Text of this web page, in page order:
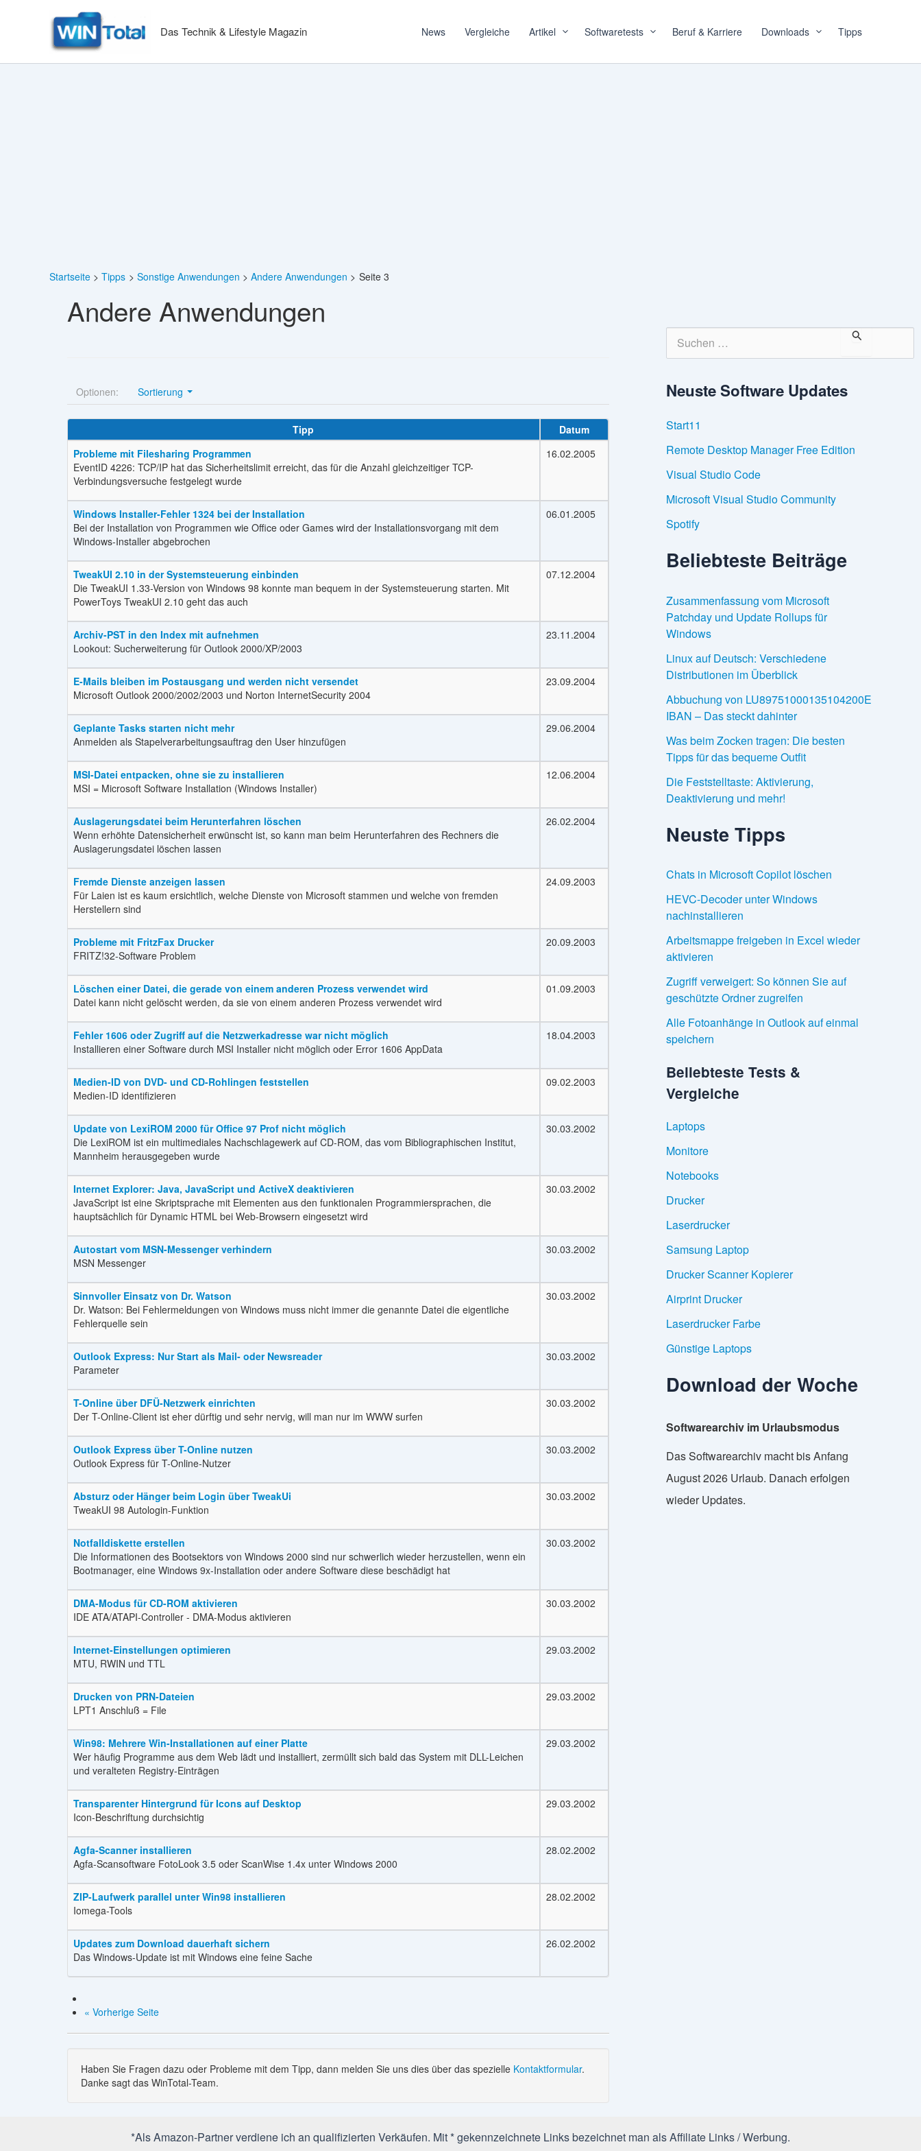
Das Technik & Lifestyle Magazin News Vergleiche Artikel Softwaretests Beruf & Karriere Downloads Tipps
Startseite Tipps Sonstige Anwendungen Andere Anwendungen Seite 3
Andere Anwendungen
Optionen: Sortierung
Tipp
Datum
Probleme mit Filesharing Programmen
EventID 4226: TCP/IP hat das Sicherheitslimit erreicht, das für die Anzahl gleichzeitiger TCP-
Verbindungsversuche festgelegt wurde
16.02.2005
Windows Installer-Fehler 1324 bei der Installation
Bei der Installation von Programmen wie Office oder Games wird der Installationsvorgang mit dem
Windows-Installer abgebrochen
06.01.2005
TweakUI 2.10 in der Systemsteuerung einbinden
Die TweakUI 1.33-Version von Windows 98 konnte man bequem in der Systemsteuerung starten. Mit
PowerToys TweakUI 2.10 geht das auch
07.12.2004
Archiv-PST in den Index mit aufnehmen
Lookout: Sucherweiterung für Outlook 2000/XP/2003
23.11.2004
E-Mails bleiben im Postausgang und werden nicht versendet
Microsoft Outlook 2000/2002/2003 und Norton InternetSecurity 2004
23.09.2004
Geplante Tasks starten nicht mehr
Anmelden als Stapelverarbeitungsauftrag den User hinzufügen
29.06.2004
MSI-Datei entpacken, ohne sie zu installieren
MSI = Microsoft Software Installation (Windows Installer)
12.06.2004
Auslagerungsdatei beim Herunterfahren löschen
Wenn erhöhte Datensicherheit erwünscht ist, so kann man beim Herunterfahren des Rechners die
Auslagerungsdatei löschen lassen
26.02.2004
Fremde Dienste anzeigen lassen
Für Laien ist es kaum ersichtlich, welche Dienste von Microsoft stammen und welche von fremden
Herstellern sind
24.09.2003
Probleme mit FritzFax Drucker
FRITZ!32-Software Problem
20.09.2003
Löschen einer Datei, die gerade von einem anderen Prozess verwendet wird
Datei kann nicht gelöscht werden, da sie von einem anderen Prozess verwendet wird
01.09.2003
Fehler 1606 oder Zugriff auf die Netzwerkadresse war nicht möglich
Installieren einer Software durch MSI Installer nicht möglich oder Error 1606 AppData
18.04.2003
Medien-ID von DVD- und CD-Rohlingen feststellen
Medien-ID identifizieren
09.02.2003
Update von LexiROM 2000 für Office 97 Prof nicht möglich
Die LexiROM ist ein multimediales Nachschlagewerk auf CD-ROM, das vom Bibliographischen Institut,
Mannheim herausgegeben wurde
30.03.2002
Internet Explorer: Java, JavaScript und ActiveX deaktivieren
JavaScript ist eine Skriptsprache mit Elementen aus den funktionalen Programmiersprachen, die
hauptsächlich für Dynamic HTML bei Web-Browsern eingesetzt wird
30.03.2002
Autostart vom MSN-Messenger verhindern
MSN Messenger
30.03.2002
Sinnvoller Einsatz von Dr. Watson
Dr. Watson: Bei Fehlermeldungen von Windows muss nicht immer die genannte Datei die eigentliche
Fehlerquelle sein
30.03.2002
Outlook Express: Nur Start als Mail- oder Newsreader
Parameter
30.03.2002
T-Online über DFÜ-Netzwerk einrichten
Der T-Online-Client ist eher dürftig und sehr nervig, will man nur im WWW surfen
30.03.2002
Outlook Express über T-Online nutzen
Outlook Express für T-Online-Nutzer
30.03.2002
Absturz oder Hänger beim Login über TweakUi
TweakUI 98 Autologin-Funktion
30.03.2002
Notfalldiskette erstellen
Die Informationen des Bootsektors von Windows 2000 sind nur schwerlich wieder herzustellen, wenn ein
Bootmanager, eine Windows 9x-Installation oder andere Software diese beschädigt hat
30.03.2002
DMA-Modus für CD-ROM aktivieren
IDE ATA/ATAPI-Controller - DMA-Modus aktivieren
30.03.2002
Internet-Einstellungen optimieren
MTU, RWIN und TTL
29.03.2002
Drucken von PRN-Dateien
LPT1 Anschluß = File
29.03.2002
Win98: Mehrere Win-Installationen auf einer Platte
Wer häufig Programme aus dem Web lädt und installiert, zermüllt sich bald das System mit DLL-Leichen
und veralteten Registry-Einträgen
29.03.2002
Transparenter Hintergrund für Icons auf Desktop
Icon-Beschriftung durchsichtig
29.03.2002
Agfa-Scanner installieren
Agfa-Scansoftware FotoLook 3.5 oder ScanWise 1.4x unter Windows 2000
28.02.2002
ZIP-Laufwerk parallel unter Win98 installieren
Iomega-Tools
28.02.2002
Updates zum Download dauerhaft sichern
Das Windows-Update ist mit Windows eine feine Sache
26.02.2002
« Vorherige Seite
Haben Sie Fragen dazu oder Probleme mit dem Tipp, dann melden Sie uns dies über das spezielle Kontaktformular.
Danke sagt das WinTotal-Team.
c
e
a
c
h
:
Neuste Software Updates
Start11
Remote Desktop Manager Free Edition
Visual Studio Code
Microsoft Visual Studio Community
Spotify
Beliebteste Beiträge
Zusammenfassung vom Microsoft
Patchday und Update Rollups für
Windows
Linux auf Deutsch: Verschiedene
Distributionen im Überblick
Abbuchung von LU89751000135104200E
IBAN – Das steckt dahinter
Was beim Zocken tragen: Die besten
Tipps für das bequeme Outfit
Die Feststelltaste: Aktivierung,
Deaktivierung und mehr!
Neuste Tipps
Chats in Microsoft Copilot löschen
HEVC-Decoder unter Windows
nachinstallieren
Arbeitsmappe freigeben in Excel wieder
aktivieren
Zugriff verweigert: So können Sie auf
geschützte Ordner zugreifen
Alle Fotoanhänge in Outlook auf einmal
speichern
Beliebteste Tests &
Vergleiche
Laptops
Monitore
Notebooks
Drucker
Laserdrucker
Samsung Laptop
Drucker Scanner Kopierer
Airprint Drucker
Laserdrucker Farbe
Günstige Laptops
Download der Woche
Softwarearchiv im Urlaubsmodus
Das Softwarearchiv macht bis Anfang
August 2026 Urlaub. Danach erfolgen
wieder Updates.
*Als Amazon-Partner verdiene ich an qualifizierten Verkäufen. Mit * gekennzeichnete Links bezeichnet man als Affiliate Links / Werbung.